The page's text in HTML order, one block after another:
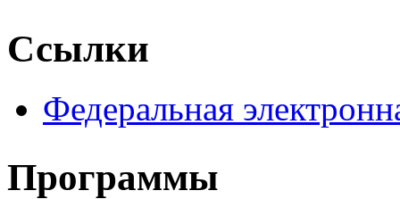
Ссылки
Федеральная
Программы